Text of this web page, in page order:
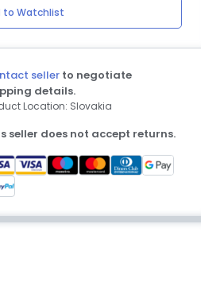
to Watchlist
seller to negotiate
details.
Location: Slovakia
seller does not accept returns.